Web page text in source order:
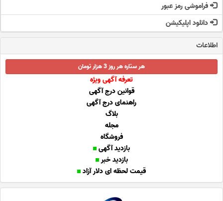
فراموشی رمز عبور
دانلود اپلیکیشن
اطلاعات
هر ستاره هر روز 3 هزار تومان
تعرفه آگهی ویژه
قوانین درج آگهی
راهنمای درج آگهی
بلاگ
مجله
فروشگاه
بازدید آگهی
بازدید خبر
قیمت لحظه ای دلار آزاد